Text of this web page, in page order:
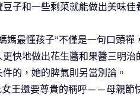
子和一些剩菜就能做出美味
媽最懂孩子”不僅是一句口頭
快地做出花生醬和果醬三明治
的，她的脾氣則另當別論。
女王還要尊貴的稱呼——母親節